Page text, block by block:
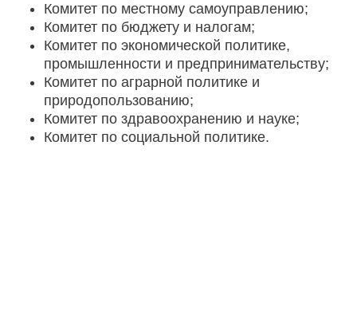
Комитет по местному самоуправлению;
Комитет по бюджету и налогам;
Комитет по экономической политике,
промышленности и предпринимательству;
Комитет по аграрной политике и
природопользованию;
Комитет по здравоохранению и науке;
Комитет по социальной политике.